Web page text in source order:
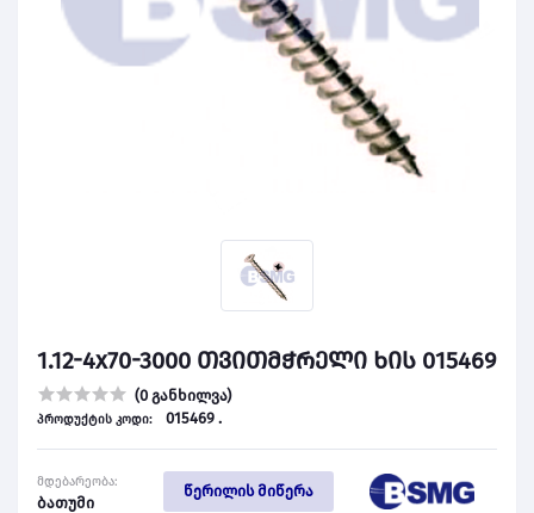
1.12-4x70-3000 თვითმჭრელი ხის 015469
(0 განხილვა)
პროდუქტის კოდი: 015469 .
მდებარეობა:
ბათუმი
წერილის მიწერა